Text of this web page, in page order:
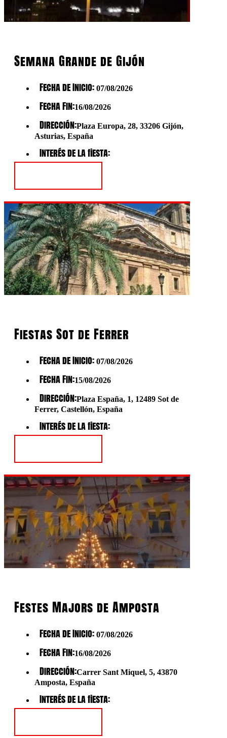
Semana Grande de Gijón
Fecha de Inicio: 07/08/2026
Fecha Fin:16/08/2026
Dirección:Plaza Europa, 28, 33206 Gijón,
Asturias, España
Interés de la fiesta:
Fiestas Sot de Ferrer
Fecha de Inicio: 07/08/2026
Fecha Fin:15/08/2026
Dirección:Plaza España, 1, 12489 Sot de
Ferrer, Castellón, España
Interés de la fiesta:
Festes Majors de Amposta
Fecha de Inicio: 07/08/2026
Fecha Fin:16/08/2026
Dirección:Carrer Sant Miquel, 5, 43870
Amposta, España
Interés de la fiesta: